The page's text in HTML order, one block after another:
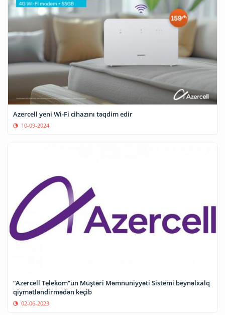
Azercell yeni Wi-Fi cihazını təqdim edir
10-09-2024
“Azercell Telekom”un Müştəri Məmnuniyyəti Sistemi beynəlxalq
qiymətləndirmədən keçib
02-06-2023